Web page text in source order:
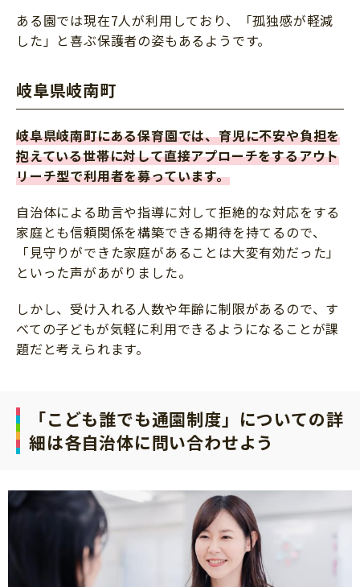
ある園では現在7人が利用しており、「孤独感が軽減
した」と喜ぶ保護者の姿もあるようです。
岐阜県岐南町
岐阜県岐南町にある保育園では、育児に不安や負担を
抱えている世帯に対して直接アプローチをするアウト
リーチ型で利用者を募っています。
自治体による助言や指導に対して拒絶的な対応をする
家庭とも信頼関係を構築できる期待を持てるので、
「見守りができた家庭があることは大変有効だった」
といった声があがりました。
しかし、受け入れる人数や年齢に制限があるので、す
べての子どもが気軽に利用できるようになることが課
題だと考えられます。
「こども誰でも通園制度」についての詳
細は各自治体に問い合わせよう